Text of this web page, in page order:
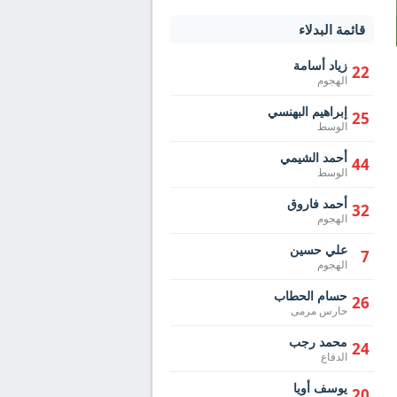
قائمة البدلاء
22 زياد أسامة
الهجوم
25 إبراهيم البهنسي
الوسط
44 أحمد الشيمي
الوسط
32 أحمد فاروق
الهجوم
7 علي حسين
الهجوم
26 حسام الحطاب
حارس مرمى
24 محمد رجب
الدفاع
يوسف أويا